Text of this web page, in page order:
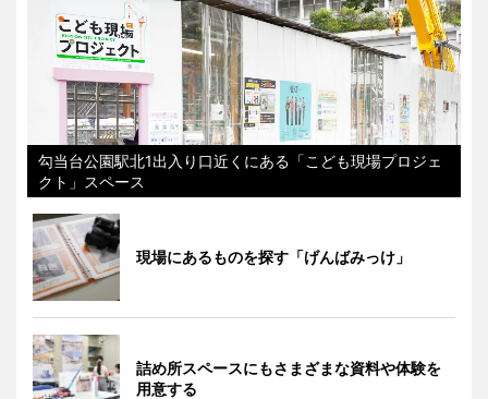
勾当台公園駅北1出入り口近くにある「こども現場プロジェ
クト」スペース
現場にあるものを探す「げんばみっけ」
詰め所スペースにもさまざまな資料や体験を
用意する